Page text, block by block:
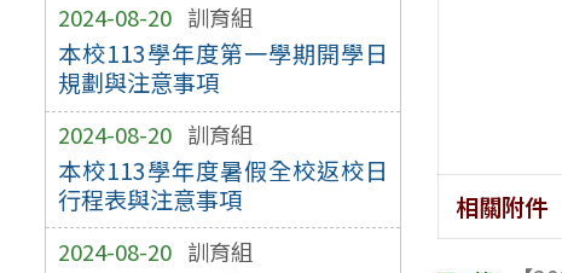
2024-08-20 訓育組
本校113學年度第一學期開學日
規劃與注意事項
2024-08-20 訓育組
本校113學年度暑假全校返校日
行程表與注意事項
2024-08-20 訓育組
相關附件